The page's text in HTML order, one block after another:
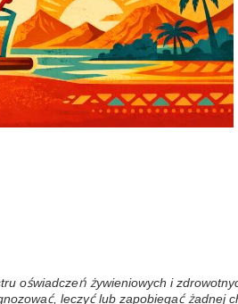
oświadczeń żywieniowych i
leczyć lub zapobiegać żadnej